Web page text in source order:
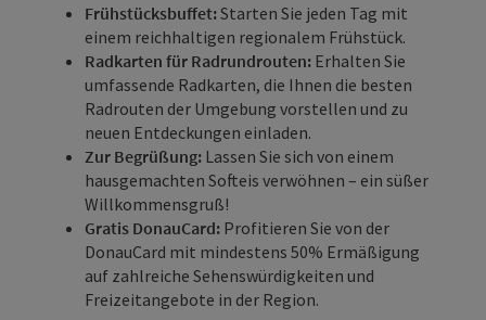
Frühstücksbuffet:Starten Sie jeden Tag mit
einem reichhaltigen regionalem Frühstück.
Radkarten für Radrundrouten: Erhalten Sie
umfassende Radkarten, die Ihnen die besten
Radrouten der Umgebung vorstellen und zu
neuen Entdeckungen einladen.
Zur Begrüßung: Lassen Sie sich von einem
hausgemachten Softeis verwöhnen – ein süßer
Willkommensgruß!
Gratis DonauCard: Profitieren Sie von der
DonauCard mit mindestens 50% Ermäßigung
auf zahlreiche Sehenswürdigkeiten und
Freizeitangebote in der Region.